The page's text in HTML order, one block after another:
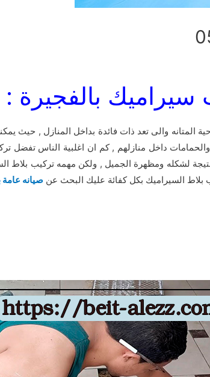
سيراميك بالفجيرة :
المتانه والى تعد ذات فائدة بداخل المنازل , حيث
داخل منازلهم , كم ان اغلبية الناس تفضل
نتيجة لشكله ومظهرة الجميل , ولكن مهمه تركيب
بلاط السيراميك بكل كفائة عليك البحث عنصيانه